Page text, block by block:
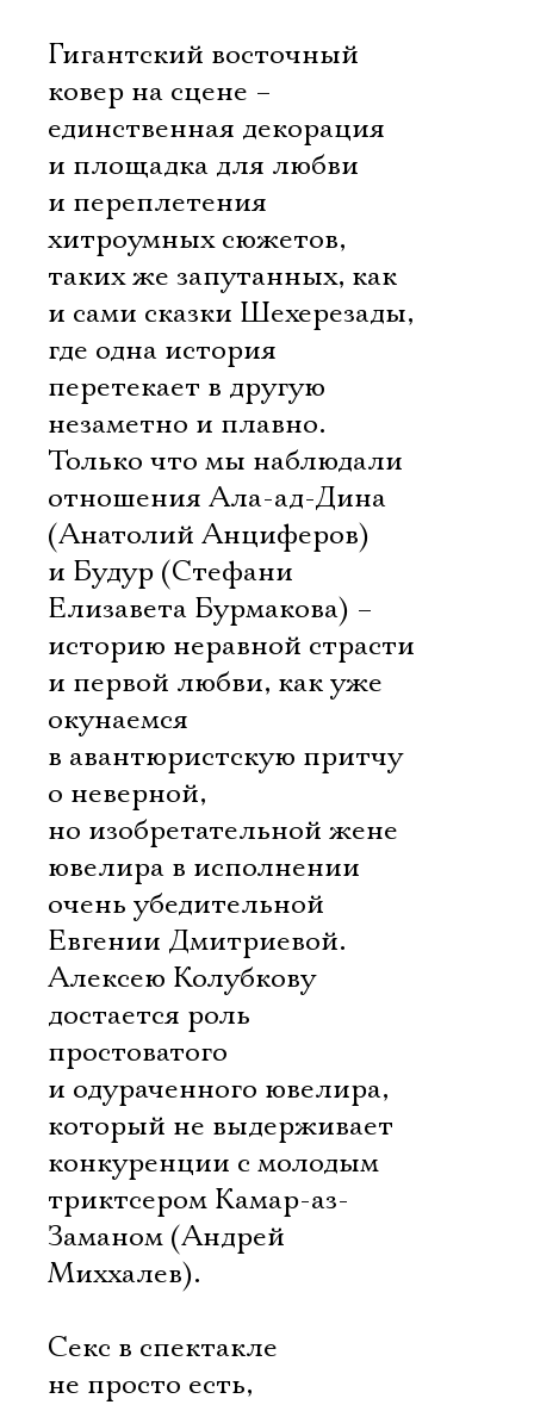
Гигантский восточный
ковер на сцене –
единственная декорация
и площадка для любви
и переплетения
хитроумных сюжетов,
таких же запутанных, как
и сами сказки Шехерезады,
где одна история
перетекает в другую
незаметно и плавно.
Только что мы наблюдали
отношения Ала-ад-Дина
(Анатолий Анциферов)
и Будур (Стефани
Елизавета Бурмакова) –
историю неравной страсти
и первой любви, как уже
окунаемся
в авантюристскую притчу
о неверной,
но изобретательной жене
ювелира в исполнении
очень убедительной
Евгении Дмитриевой.
Алексею Колубкову
достается роль
простоватого
и одураченного ювелира,
который не выдерживает
конкуренции с молодым
триктсером Камар-аз-
Заманом (Андрей
Миххалев).
Секс в спектакле
не просто есть,